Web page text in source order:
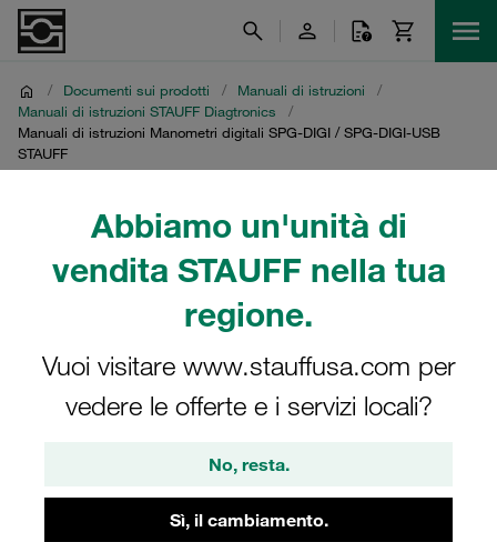
Abbiamo un'unità di
vendita STAUFF nella tua
regione.
Vuoi visitare www.stauffusa.com per
vedere le offerte e i servizi locali?
No, resta.
Sì, il cambiamento.
/ Documenti sui prodotti / Manuali di istruzioni
/
Manuali di istruzioni STAUFF Diagtronics
/
Manuali di istruzioni Manometri digitali SPG-DIGI / SPG-DIGI-USB
STAUFF
Manuali di istruzioni
Manometri digitali SPG-
DIGI / SPG-DIGI-USB
STAUFF
SPG-DIGI / SPG-DIGI-USB